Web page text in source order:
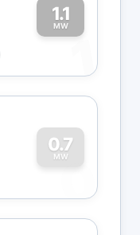
1.1
MW
1
0.7
MW
0